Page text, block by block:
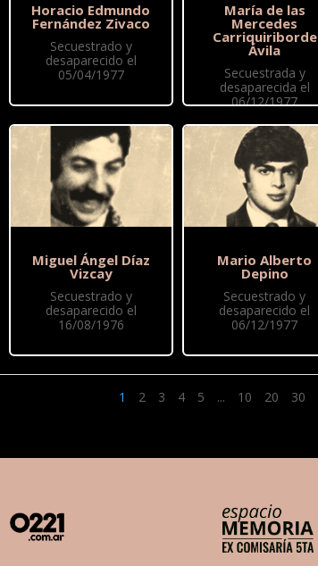
Horacio Edmundo
Fernández Zivaco
Secuestrado y
desaparecido el
05/04/1977
Miguel Ángel Díaz
Vizcay
Secuestrado y
desaparecido el
16/08/1976
María de las
Mercedes
Carriquiriborde
Ávila
Secuestrada y
desaparecida el
06/12/1977
Mario Alberto
Depino
Secuestrado y
desaparecido el
06/12/1977
1 2 3 4 5 ... 10 20 30